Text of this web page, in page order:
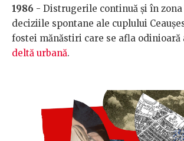
1986 - Distrugerile continuă și în zona
deciziile spontane ale cuplului
fostei mănăstiri care se afla odinioară
deltă urbană.